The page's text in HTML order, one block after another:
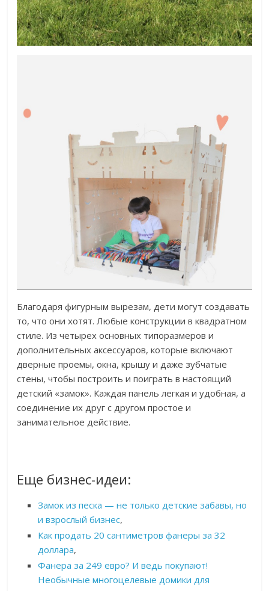
Благодаря фигурным вырезам, дети могут создавать
то, что они хотят. Любые конструкции в квадратном
стиле. Из четырех основных типоразмеров и
дополнительных аксессуаров, которые включают
дверные проемы, окна, крышу и даже зубчатые
стены, чтобы построить и поиграть в настоящий
детский «замок». Каждая панель легкая и удобная, а
соединение их друг с другом простое и
занимательное действие.
Еще бизнес-идеи:
Замок из песка — не только детские забавы, но
и взрослый бизнес,
Как продать 20 сантиметров фанеры за 32
доллара,
Фанера за 249 евро? И ведь покупают!
Необычные многоцелевые домики для